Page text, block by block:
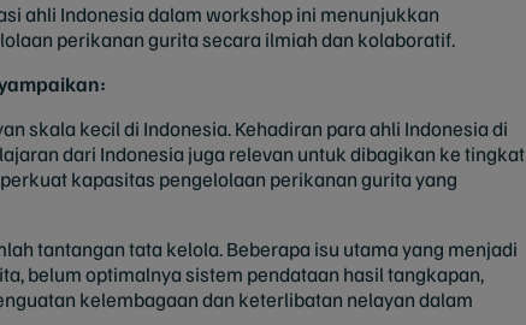
ahli Indonesia dalam workshop ini menunjukkan
perikanan gurita secara ilmiah dan kolaboratif.
skala kecil di Indonesia. Kehadiran para ahli Indonesia di
dari Indonesia juga relevan untuk dibagikan ke tingkat
kapasitas pengelolaan perikanan gurita yang
tantangan tata kelola. Beberapa isu utama yang menjadi
belum optimalnya sistem pendataan hasil tangkapan,
kelembagaan dan keterlibatan nelayan dalam